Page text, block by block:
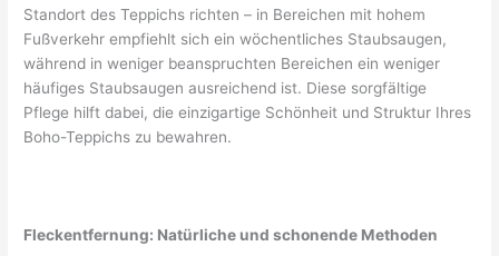
Standort des Teppichs richten – in Bereichen mit hohem
Fußverkehr empfiehlt sich ein wöchentliches Staubsaugen,
während in weniger beanspruchten Bereichen ein weniger
häufiges Staubsaugen ausreichend ist. Diese sorgfältige
Pflege hilft dabei, die einzigartige Schönheit und Struktur Ihres
Boho-Teppichs zu bewahren.
Fleckentfernung: Natürliche und schonende Methoden